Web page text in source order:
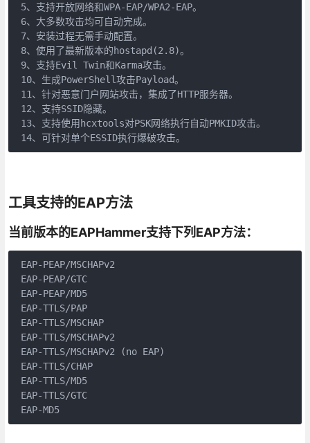
5、支持开放网络和WPA-EAP/WPA2-EAP。
6、大多数攻击均可自动完成。
7、安装过程无需手动配置。
8、使用了最新版本的hostapd(2.8)。
9、支持Evil Twin和Karma攻击。
10、生成PowerShell攻击Payload。
11、针对恶意门户网站攻击，集成了HTTP服务器。
12、支持SSID隐藏。
13、支持使用hcxtools对PSK网络执行自动PMKID攻击。
工具支持的EAP方法
当前版本的EAPHammer支持下列EAP方法：
EAP-PEAP/MSCHAPv2
EAP-PEAP/GTC
EAP-PEAP/MD5
EAP-TTLS/PAP
EAP-TTLS/MSCHAP
EAP-TTLS/MSCHAPv2
EAP-TTLS/MSCHAPv2 (no EAP)
EAP-TTLS/CHAP
EAP-TTLS/MD5
EAP-TTLS/GTC
EAP-MD5